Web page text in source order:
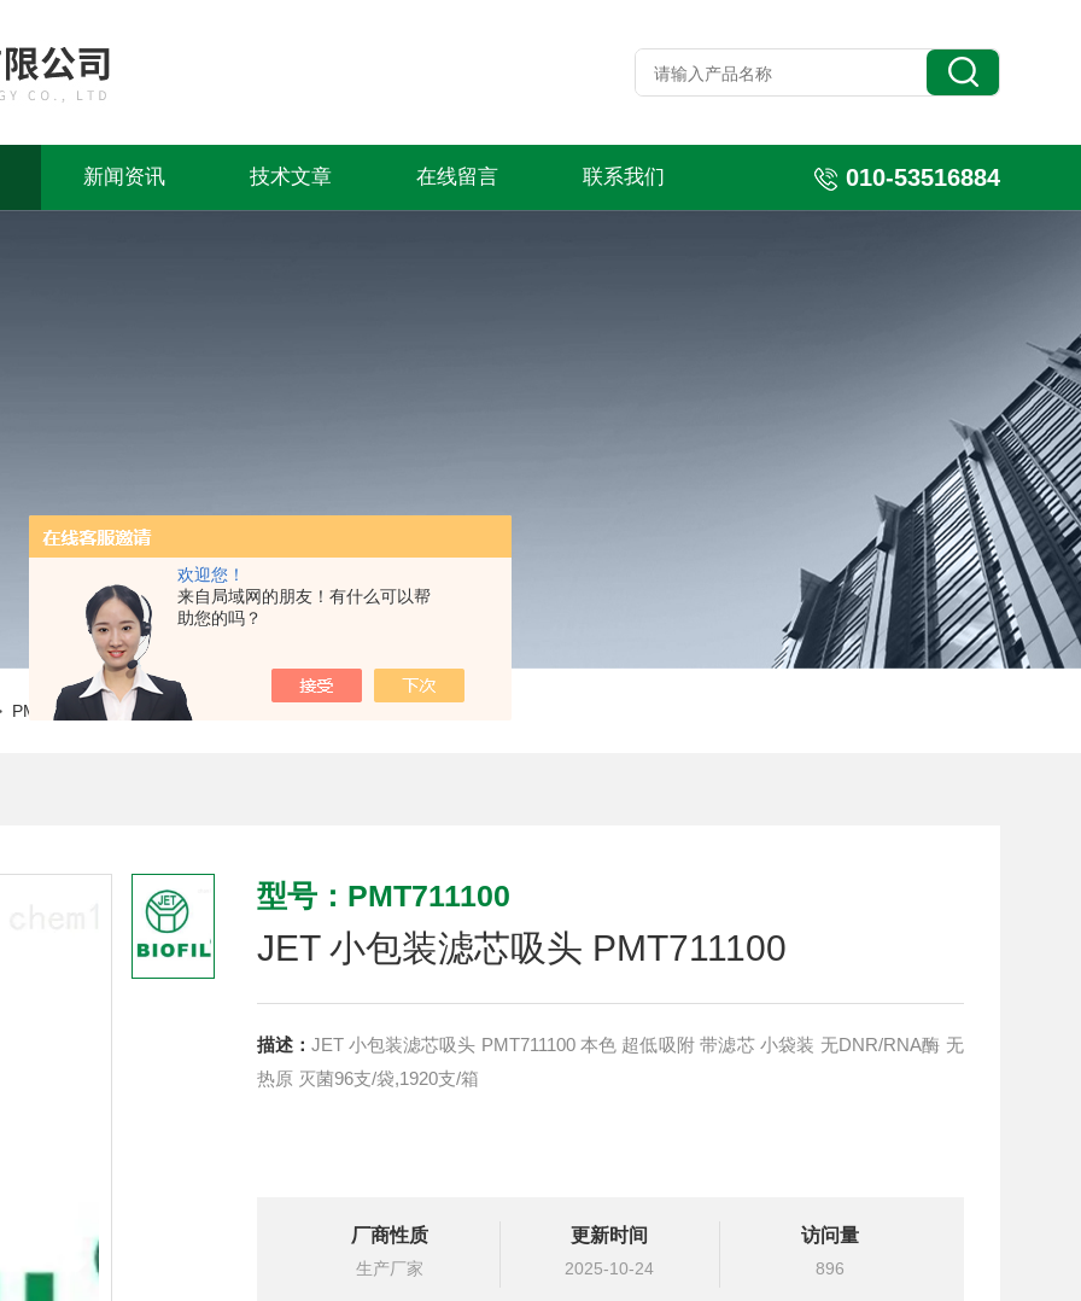
欢迎您！
来自局域网的朋友！有什么可以帮
助您的吗？
新闻资讯 技术文章 在线留言 联系我们 010-53516884
小包装滤芯吸头 PMT711100
型号：PMT711100
JET 小包装滤芯吸头 PMT711100
描述： JET 小包装滤芯吸头 PMT711100 本色 超低吸附 带滤芯 小袋装 无DNR/RNA酶 无
热原 灭菌96支/袋,1920支/箱
厂商性质
生产厂家
更新时间
2025-10-24
访问量
896